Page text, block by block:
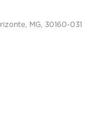
MG, 30160-031